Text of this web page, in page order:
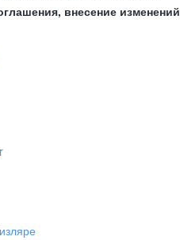
внесение изменений